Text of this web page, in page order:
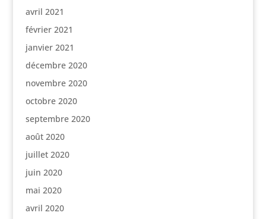
avril 2021
février 2021
janvier 2021
décembre 2020
novembre 2020
octobre 2020
septembre 2020
août 2020
juillet 2020
juin 2020
mai 2020
avril 2020